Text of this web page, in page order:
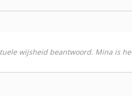
wijsheid beantwoord. Mina is